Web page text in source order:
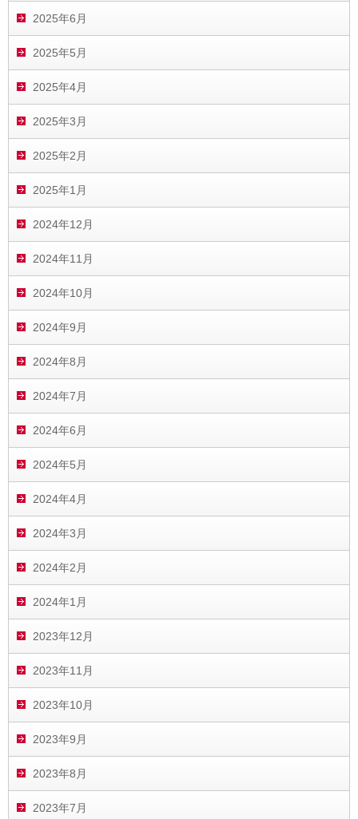
2025年6月
2025年5月
2025年4月
2025年3月
2025年2月
2025年1月
2024年12月
2024年11月
2024年10月
2024年9月
2024年8月
2024年7月
2024年6月
2024年5月
2024年4月
2024年3月
2024年2月
2024年1月
2023年12月
2023年11月
2023年10月
2023年9月
2023年8月
2023年7月